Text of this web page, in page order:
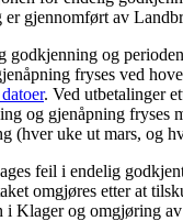
gjennomført av
godkjenning og
fryses ved
. Ved utbetalinger
og gjenåpning fryses
(hver uke ut mars, og
feil i endelig
omgjøres etter at
i Klager og omgjøring